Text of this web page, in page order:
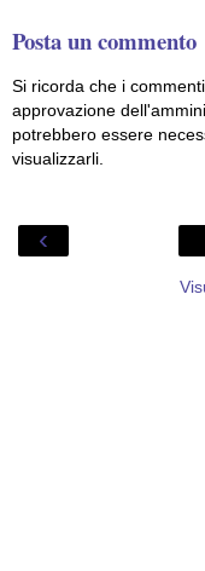
Posta un commento
Si ricorda che i
approvazione
potrebbero essere
visualizzarli.
‹